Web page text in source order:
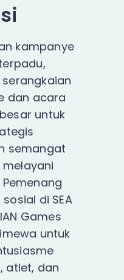
kampanye
dan acara
untuk
semangat
melayani
di SEA
Games
untuk
atlet, dan